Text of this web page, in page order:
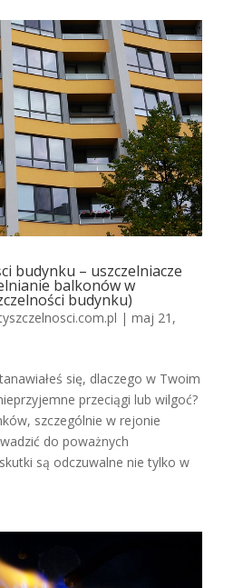
budynku – uszczelniacze
balkonów w
budynku)
| maj 21,
się, dlaczego w Twoim
przeciągi lub wilgoć?
szczególnie w rejonie
do poważnych
są odczuwalne nie tylko w